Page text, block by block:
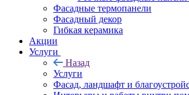
Фасадные термопанели
Фасадный декор
Гибкая керамика
Акции
Услуги
Назад
Услуги
Фасад, ландшафт и